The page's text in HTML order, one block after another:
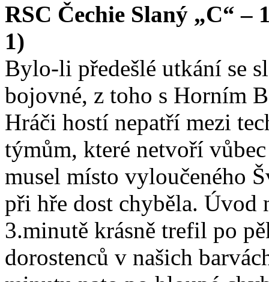
RSC Čechie Slaný „C“ –
1)
Bylo-li předešlé utkání se
bojovné, z toho s Horním
Hráči hostí nepatří mezi
týmům, které netvoří
musel místo vyloučeného
při hře dost chyběla. Úvod
3.minutě krásně trefil po
dorostenců v našich